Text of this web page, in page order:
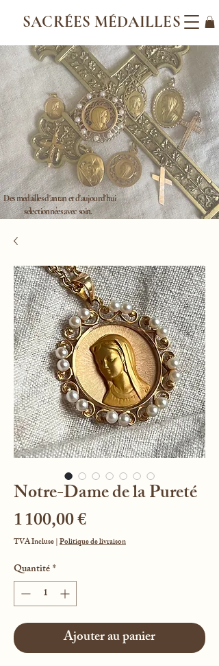
SACRÉES MÉDAILLES
Des médailles d'antan et d'aujourd'hui
sélectionnées avec soin.
Notre-Dame de la Pureté
1 100,00 €Prix
TVA Incluse|Politique de livraison
Quantité*
Ajouter au panier